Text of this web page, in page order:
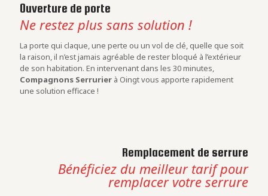
Ouverture de porte
Ne restez plus sans solution !
La porte qui claque, une perte ou un vol de clé, quelle que soit
la raison, il n’est jamais agréable de rester bloqué à l’extérieur
de son habitation. En intervenant dans les 30 minutes,
Compagnons Serrurier à Oingt vous apporte rapidement
une solution efficace !
Remplacement de serrure
Bénéficiez du meilleur tarif pour
remplacer votre serrure